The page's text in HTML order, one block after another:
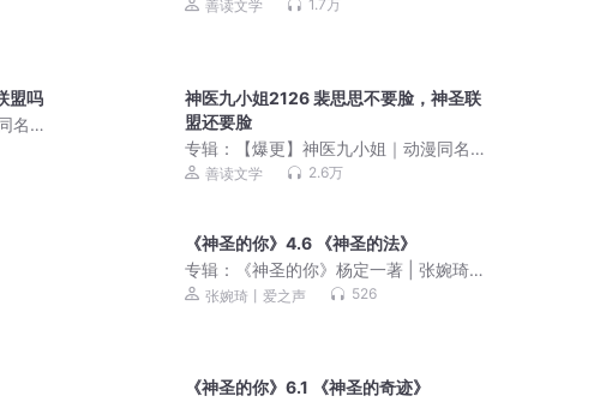
善读文学 1.7万
盟吗
名
神医九小姐2126 裴思思不要脸，神圣联
盟还要脸
专辑：
【爆更】神医九小姐｜动漫同名
多人有声剧｜女强虐渣
善读文学 2.6万
《神圣的你》4.6 《神圣的法》
专辑：
《神圣的你》杨定一著 | 张婉琦
（重读）
张婉琦丨爱之声 526
《神圣的你》6.1 《神圣的奇迹》